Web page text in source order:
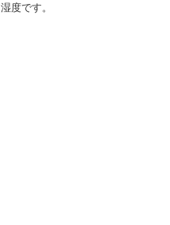
度です。